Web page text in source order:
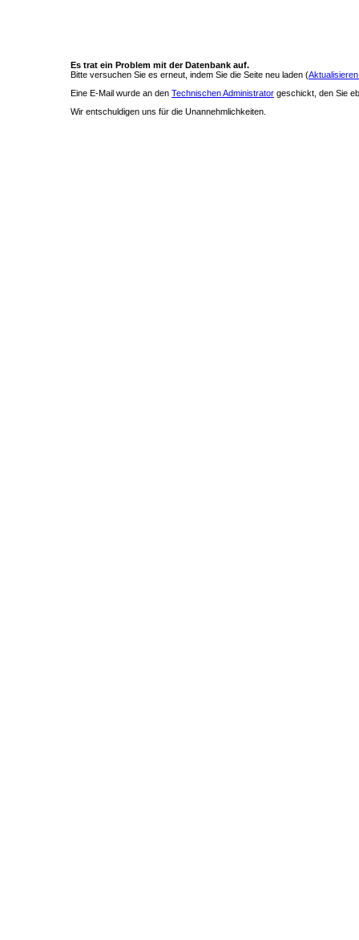
Es trat ein Problem mit der Datenbank auf.
Bitte versuchen Sie es erneut, indem Sie die Seite neu laden (
Eine E-Mail wurde an den Technischen Administrator geschickt, den Sie
Wir entschuldigen uns für die Unannehmlichkeiten.